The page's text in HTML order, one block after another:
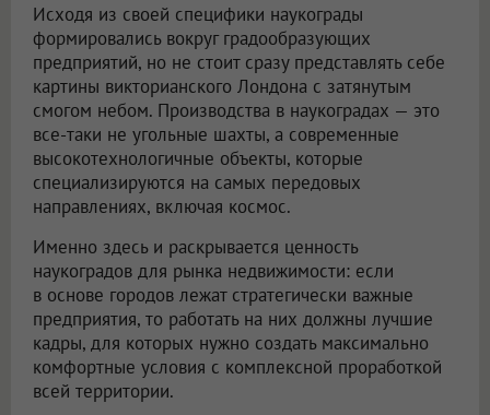
Исходя из своей специфики наукограды
формировались вокруг градообразующих
предприятий, но не стоит сразу представлять себе
картины викторианского Лондона с затянутым
смогом небом. Производства в наукоградах — это
все-таки не угольные шахты, а современные
высокотехнологичные объекты, которые
специализируются на самых передовых
направлениях, включая космос.
Именно здесь и раскрывается ценность
наукоградов для рынка недвижимости: если
в основе городов лежат стратегически важные
предприятия, то работать на них должны лучшие
кадры, для которых нужно создать максимально
комфортные условия с комплексной проработкой
всей территории.